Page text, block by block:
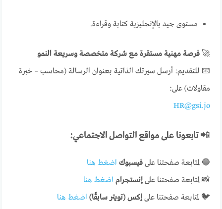
مستوى جيد بالإنجليزية كتابة وقراءة.
🚀فرصة مهنية مستقرة مع شركة متخصصة وسريعة النمو
📧 للتقديم: أرسل سيرتك الذاتية بعنوان الرسالة (محاسب – خبرة
مقاولات) على:
HR@gsi.jo
📲تابعونا على مواقع التواصل الاجتماعي:
🔵 لمتابعة صفحتنا علىفيسبوك اضغط هنا
📸 لمتابعة صفحتنا علىإنستجرام اضغط هنا
🐦 لمتابعة صفحتنا علىإكس (تويتر سابقًا) اضغط هنا